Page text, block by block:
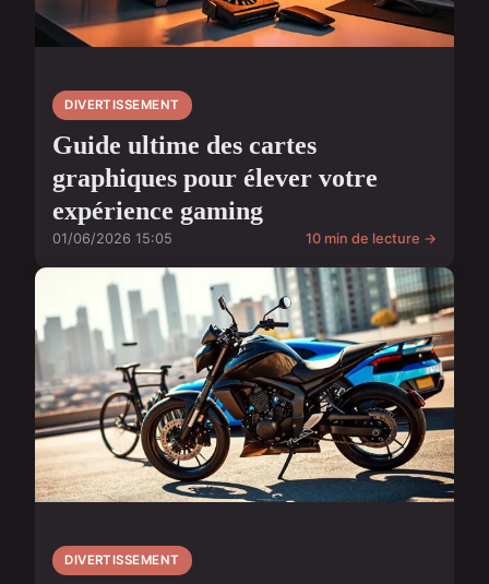
DIVERTISSEMENT
Guide ultime des cartes
graphiques pour élever votre
expérience gaming
01/06/2026 15:05 10 min de lecture →
DIVERTISSEMENT